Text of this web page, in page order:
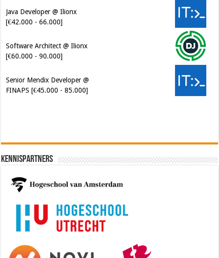
Java Developer @ Ilionx
[€42.000 - 66.000]
Software Architect @ Ilionx
[€60.000 - 90.000]
Senior Mendix Developer @
FINAPS [€45.000 - 85.000]
Kennispartners